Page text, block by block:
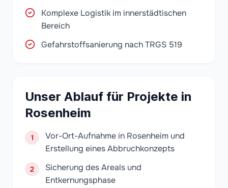
Komplexe Logistik im innerstädtischen
Bereich
Gefahrstoffsanierung nach TRGS 519
Unser Ablauf für Projekte in
Rosenheim
1
Vor-Ort-Aufnahme in Rosenheim und
Erstellung eines Abbruchkonzepts
2
Sicherung des Areals und
Entkernungsphase